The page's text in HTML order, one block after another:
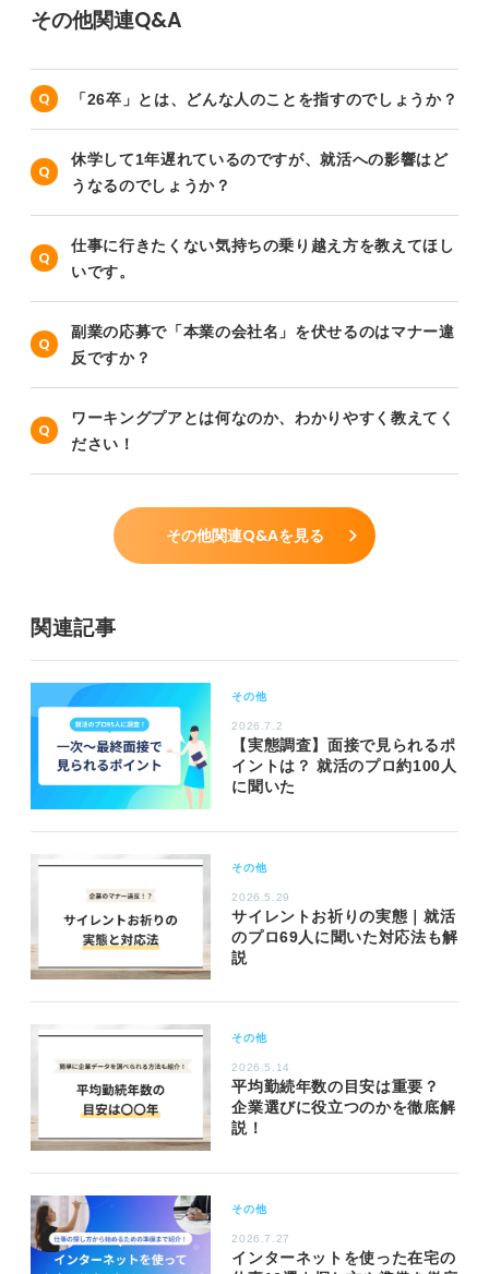
その他関連Q&A
「26卒」とは、どんな人のことを指すのでしょうか？
休学して1年遅れているのですが、就活への影響はど
うなるのでしょうか？
仕事に行きたくない気持ちの乗り越え方を教えてほし
いです。
副業の応募で「本業の会社名」を伏せるのはマナー違
反ですか？
ワーキングプアとは何なのか、わかりやすく教えてく
ださい！
その他関連Q&Aを見る
関連記事
その他
2026.7.2
【実態調査】面接で見られるポ
イントは？ 就活のプロ約100人
に聞いた
その他
2026.5.29
サイレントお祈りの実態｜就活
のプロ69人に聞いた対応法も解
説
その他
2026.5.14
平均勤続年数の目安は重要？
企業選びに役立つのかを徹底解
説！
その他
2026.7.27
インターネットを使った在宅の